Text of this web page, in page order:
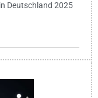
Deutschland 2025